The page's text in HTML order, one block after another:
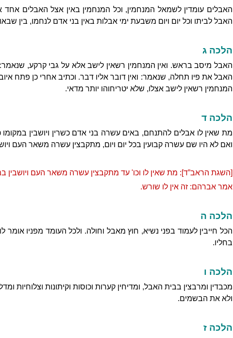
האבלים עומדין לשמאל המנחמין, וכל המנחמין באין אצל האבלים
האבל לביתו וכל יום ויום משבעת ימי אבלות באין בני אדם לנחמו, בין
הלכה ג
האבל מיסב בראש. ואין המנחמין רשאין לישב אלא על גבי קרקע,
האבל את פיו תחלה, שנאמר: ואין דובר אליו דבר. וכתיב אחרי כן פתח איוב
המנחמין רשאין לישב אצלו, שלא יטריחוהו יותר מדאי.
הלכה ד
מת שאין לו אבלים להתנחם, באים עשרה בני אדם כשרין ויושבין
ואם לא היו שם עשרה קבועין בכל יום ויום, מתקבצין עשרה משאר העם
[השגת הראב”ד]: מת שאין לו וכו' עד מתקבצין עשרה משאר העם ויושבין
אמר אברהם: זה אין לו שורש.
הלכה ה
הכל חייבין לעמוד בפני נשיא, חוץ מאבל וחולה. ולכל העומד מפניו
בחליו.
הלכה ו
מכבדין ומרבצין בבית האבל, ומדיחין קערות וכוסות וקיתונות וצלוחיות
ולא את הבשמים.
הלכה ז